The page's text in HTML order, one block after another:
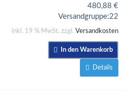
480,88 €
Versandgruppe:22
inkl. 19 % MwSt. zzgl. Versandkosten
In den Warenkorb
Details